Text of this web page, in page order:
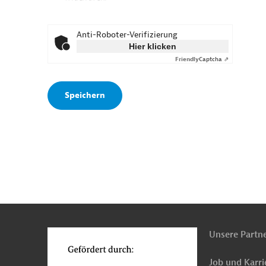
Anti-Roboter-Verifizierung
Hier klicken
FriendlyCaptcha ⇗
Unsere
Job und